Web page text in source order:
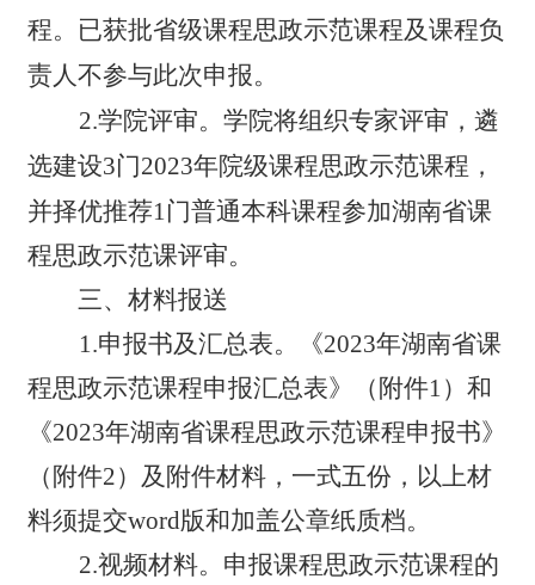
程。 已获批省级课程思政示范课程及课程负
责人不参与此次申报。
2.学院评审。学院将组织专家评审，遴
选建设3门2023年院级课程思政示范课程，
并择优推荐1 门普通本科课程参加湖南省课
程思政示范课评审。
三、材料报送
1.申报书及汇总表。 《2023年湖南省课
程思政示范课程申报汇总表》（附件1）和
《2023年湖南省课程思政示范课程申报书》
（附件2） 及附件材料 ， 一式五份 ， 以上材
料须提交word版和加盖公章纸质档。
2.视频材料。 申报课程思政示范课程的